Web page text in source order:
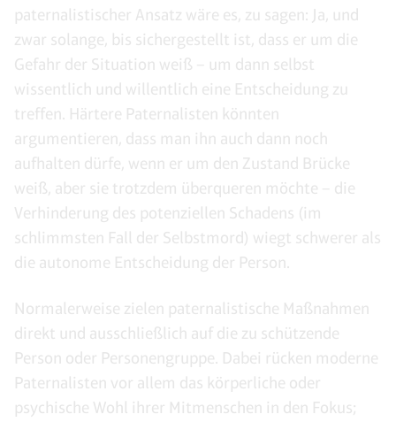
paternalistischer Ansatz wäre es, zu sagen: Ja, und
zwar solange, bis sichergestellt ist, dass er um die
Gefahr der Situation weiß – um dann selbst
wissentlich und willentlich eine Entscheidung zu
treffen. Härtere Paternalisten könnten
argumentieren, dass man ihn auch dann noch
aufhalten dürfe, wenn er um den Zustand Brücke
weiß, aber sie trotzdem überqueren möchte – die
Verhinderung des potenziellen Schadens (im
schlimmsten Fall der Selbstmord) wiegt schwerer als
die autonome Entscheidung der Person.
Normalerweise zielen paternalistische Maßnahmen
direkt und ausschließlich auf die zu schützende
Person oder Personengruppe. Dabei rücken moderne
Paternalisten vor allem das körperliche oder
psychische Wohl ihrer Mitmenschen in den Fokus;